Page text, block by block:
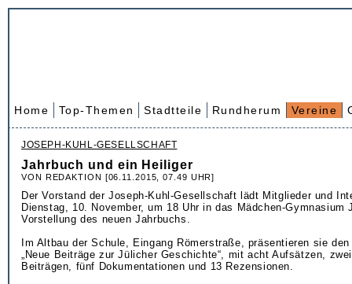
Home Top-Themen Stadtteile Rundherum Vereine
JOSEPH-KUHL-GESELLSCHAFT
Jahrbuch und ein Heiliger
VON REDAKTION [06.11.2015, 07.49 UHR]
Der Vorstand der Joseph-Kuhl-Gesellschaft lädt Mitglieder und
Dienstag, 10. November, um 18 Uhr in das Mädchen-Gymnasium
Vorstellung des neuen Jahrbuchs.
Im Altbau der Schule, Eingang Römerstraße, präsentieren sie
„Neue Beiträge zur Jülicher Geschichte“, mit acht Aufsätzen,
Beiträgen, fünf Dokumentationen und 13 Rezensionen.